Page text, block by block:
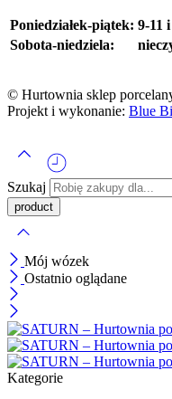
Poniedziałek-piątek: 9-11
Sobota-niedziela:
© Hurtownia sklep
Projekt i wykonanie: Blue
Szukaj
Mój wózek
Ostatnio oglądane
Kategorie